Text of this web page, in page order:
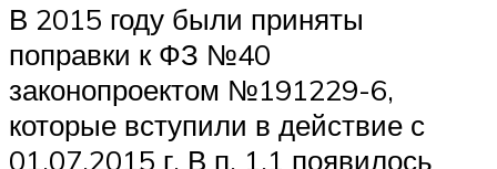
В 2015 году были приняты
поправки к ФЗ №40
законопроектом №191229-6,
которые вступили в действие с
01.07.2015 г. В п. 1.1 появилось